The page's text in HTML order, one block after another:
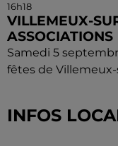
16h18
VILLEMEUX-
ASSOCIATIONS
Samedi 5
fêtes de
INFOS